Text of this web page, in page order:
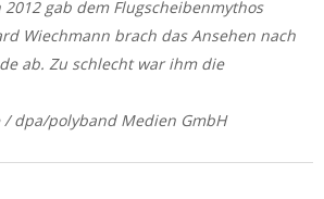
2012 gab dem Flugscheibenmythos
Wiechmann brach das Ansehen nach
ab. Zu schlecht war ihm die
dpa/polyband Medien GmbH